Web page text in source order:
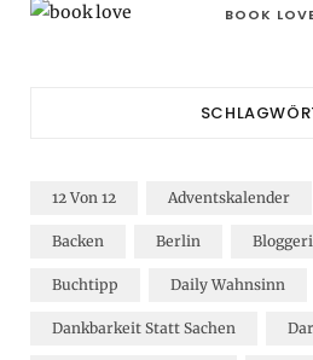
BOOK
12 Von 12 Adventskalender
Backen Berlin
Buchtipp Daily Wahnsinn
Dankbarkeit Statt Sachen